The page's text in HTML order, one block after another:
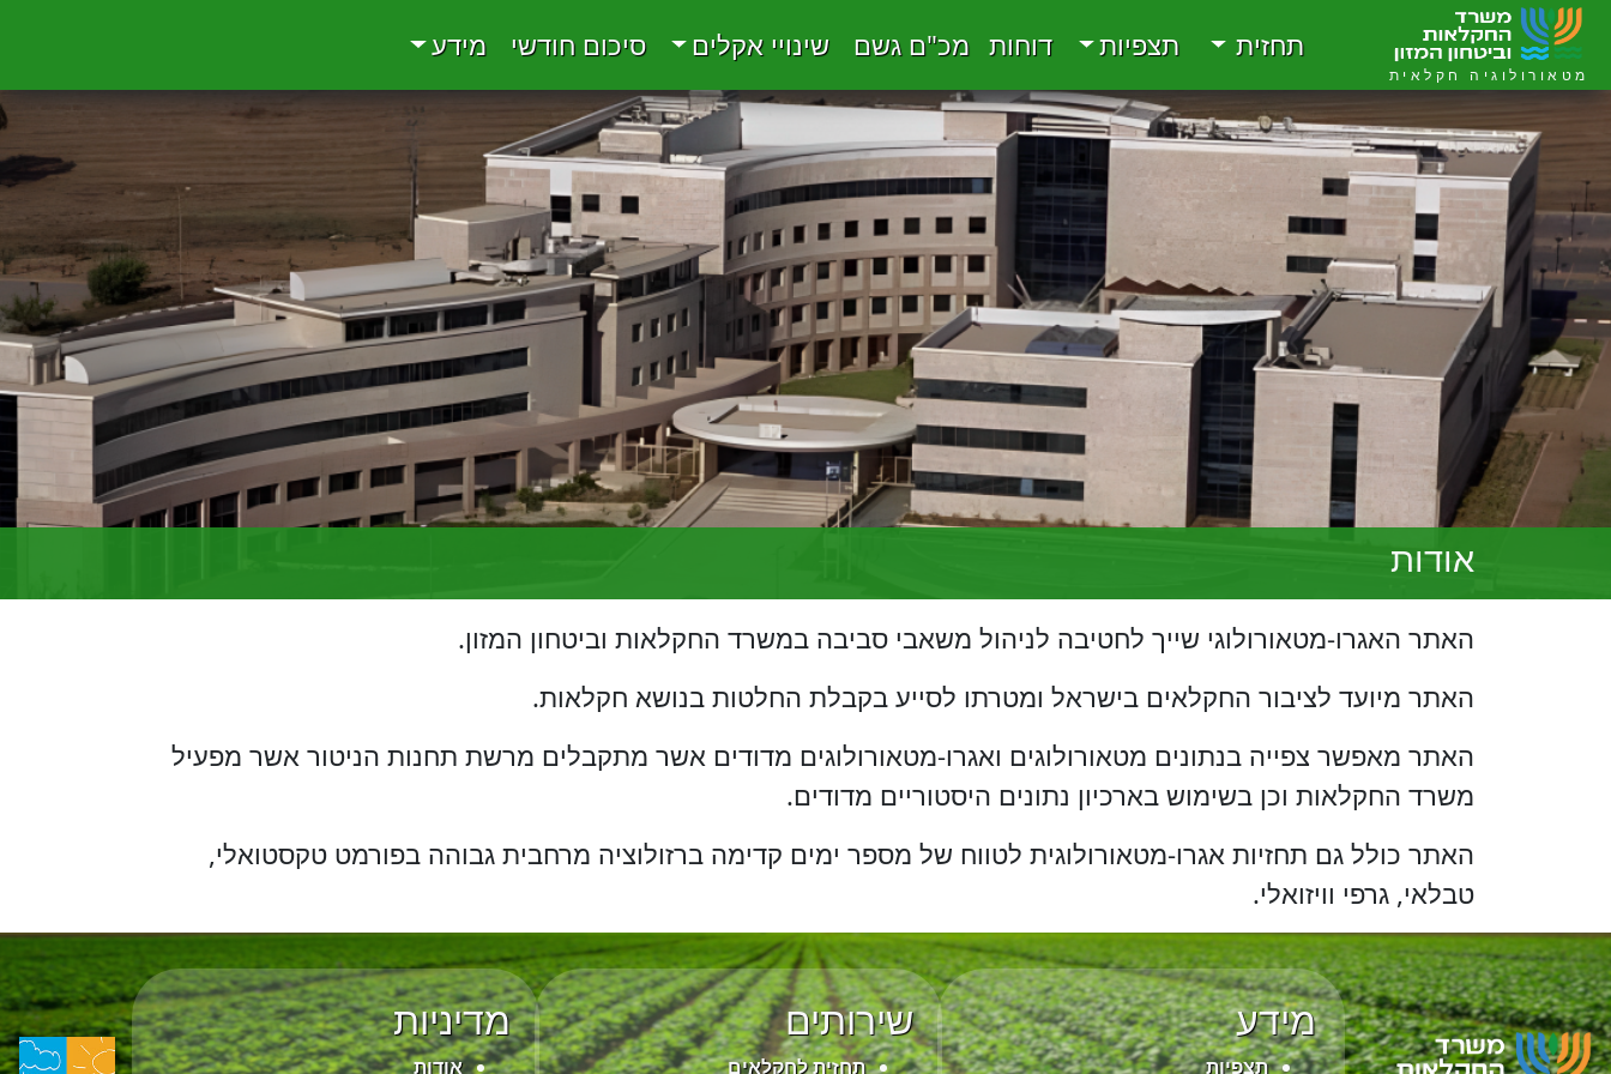
מטאורולוגיה חקלאית
תחזית תצפיות דוחות מכ"ם גשם שינויי אקלים סיכום חודשי מידע
אודות
האתר האגרו-מטאורולוגי שייך לחטיבה לניהול משאבי סביבה במשרד החקלאות וביטחון המזון.
האתר מיועד לציבור החקלאים בישראל ומטרתו לסייע בקבלת החלטות בנושא חקלאות.
האתר מאפשר צפייה בנתונים מטאורולוגים ואגרו-מטאורולוגים מדודים אשר מתקבלים מרשת תחנות הניטור אשר מפעיל
משרד החקלאות וכן בשימוש בארכיון נתונים היסטוריים מדודים.
האתר כולל גם תחזיות אגרו-מטאורולוגית לטווח של מספר ימים קדימה ברזולוציה מרחבית גבוהה בפורמט טקסטואלי,
טבלאי, גרפי וויזואלי.
מידע
תצפיות
שירותים
תחזית לחקלאים
מדיניות
אודות